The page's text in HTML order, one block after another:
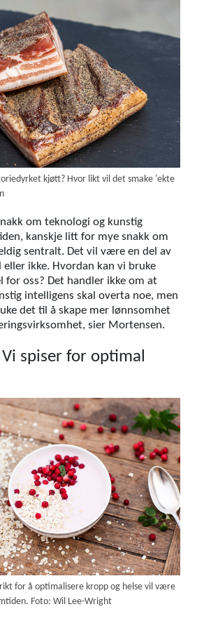
kjøtt? Hvor likt vil det smake 'ekte
om teknologi og kunstig
kanskje litt for mye snakk om
sentralt. Det vil være en del av
ikke. Hvordan kan vi bruke
for oss? Det handler ikke om at
intelligens skal overta noe, men
det til å skape mer lønnsomhet
sier Mortensen.
spiser for optimal
for å optimalisere kropp og helse vil være
Foto: Wil Lee-Wright